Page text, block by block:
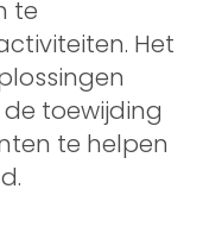
te
Het
toewijding
te helpen